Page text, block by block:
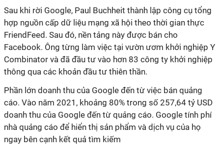
Sau khi rời Google, Paul Buchheit thành lập công cụ tổng
hợp nguồn cấp dữ liệu mạng xã hội theo thời gian thực
FriendFeed. Sau đó, nền tảng này được bán cho
Facebook. Ông từng làm việc tại vườn ươm khởi nghiệp Y
Combinator và đã đầu tư vào hơn 83 công ty khởi nghiệp
thông qua các khoản đầu tư thiên thần.
Phần lớn doanh thu của Google đến từ việc bán quảng
cáo. Vào năm 2021, khoảng 80% trong số 257,64 tỷ USD
doanh thu của Google đến từ quảng cáo. Google tính phí
nhà quảng cáo để hiển thị sản phẩm và dịch vụ của họ
ngay bên cạnh kết quả tìm kiếm